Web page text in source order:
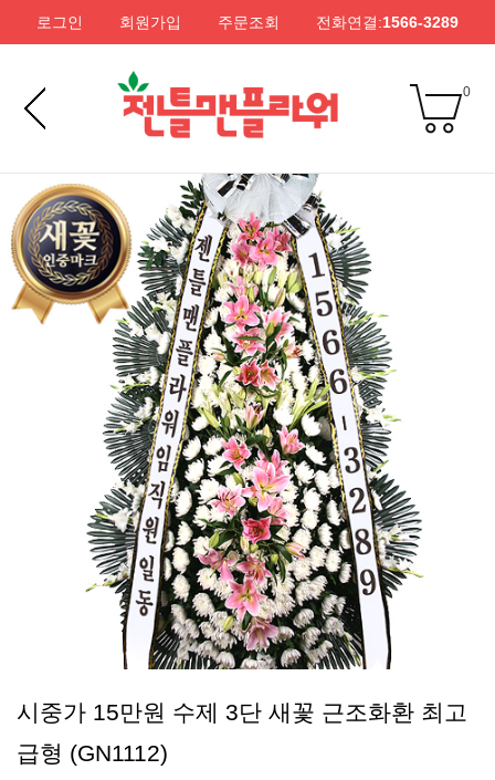
로그인 회원가입 주문조회 전화연결:1566-3289
0
시중가 15만원 수제 3단 새꽃 근조화환 최고
급형 (GN1112)